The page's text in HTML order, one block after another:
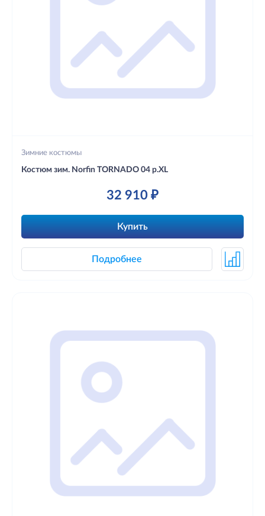
Зимние костюмы
Костюм зим. Norfin TORNADO 04 р.XL
32 910 ₽
Купить
Подробнее